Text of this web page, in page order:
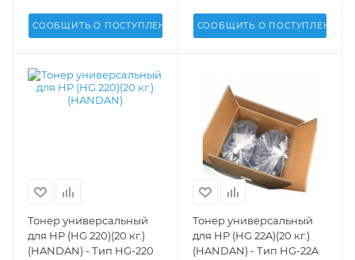
СООБЩИТЬ О ПОСТУПЛЕНИИ СООБЩИТЬ О ПОСТУПЛЕНИИ
Тонер универсальный
для HP (HG 220)(20 кг.)
(HANDAN) - Тип HG-220
Тонер универсальный
для HP (HG 22A)(20 кг.)
(HANDAN) - Тип HG-22A